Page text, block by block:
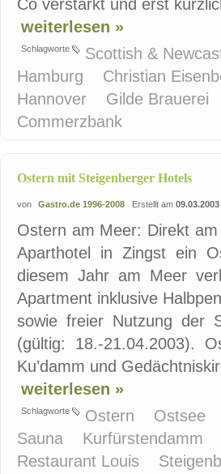
Co verstärkt und erst
weiterlesen »
Schlagworte Scottish &
Hamburg
Christian
Hannover
Gilde Brauerei
Commerzbank
Ostern mit Steigenberger Hotels
von Gastro.de 1996-2008 Erstellt am 09.03.2003
Ostern am Meer: Direkt
Aparthotel in Zingst ein
diesem Jahr am Meer
Apartment inklusive
sowie freier Nutzung der
(gültig: 18.-21.04.2003).
Ku’damm und
weiterlesen »
Schlagworte Ostern Ostsee
Sauna
Kurfürstendamm
Restaurant Louis